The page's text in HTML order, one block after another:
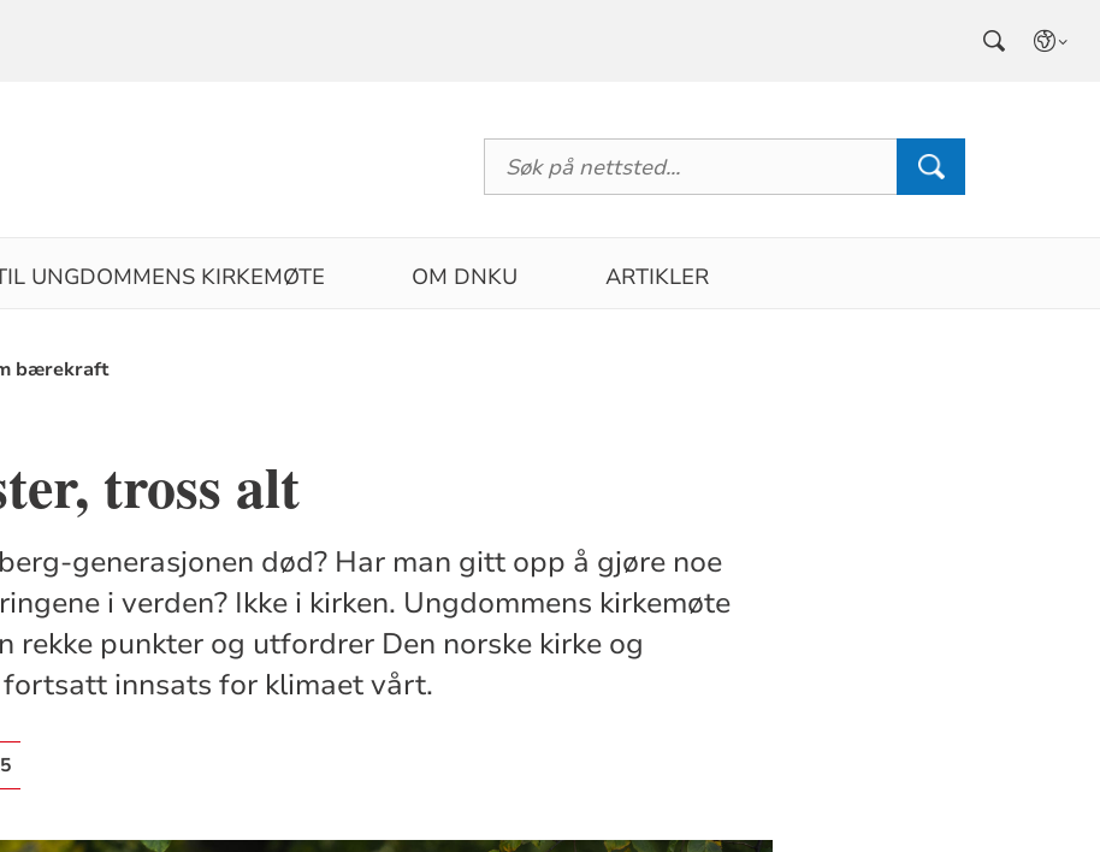
UNGDOMMENS KIRKEMØTE OM DNKU ARTIKLER
bærekraft
tross alt
generasjonen død? Har man gitt opp å gjøre noe
i verden? Ikke i kirken. Ungdommens kirkemøte
rekke punkter og utfordrer Den norske kirke og
innsats for klimaet vårt.